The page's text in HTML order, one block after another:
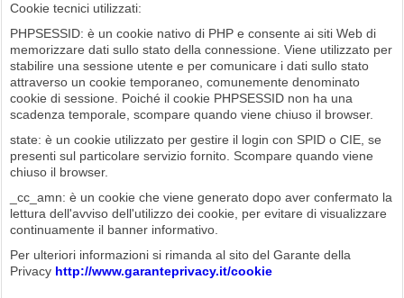
Cookie tecnici utilizzati:
PHPSESSID: è un cookie nativo di PHP e consente ai siti Web di
memorizzare dati sullo stato della connessione. Viene utilizzato per
stabilire una sessione utente e per comunicare i dati sullo stato
attraverso un cookie temporaneo, comunemente denominato
cookie di sessione. Poiché il cookie PHPSESSID non ha una
scadenza temporale, scompare quando viene chiuso il browser.
state: è un cookie utilizzato per gestire il login con SPID o CIE, se
presenti sul particolare servizio fornito. Scompare quando viene
chiuso il browser.
_cc_amn: è un cookie che viene generato dopo aver confermato la
lettura dell'avviso dell'utilizzo dei cookie, per evitare di visualizzare
continuamente il banner informativo.
Per ulteriori informazioni si rimanda al sito del Garante della
Privacy http://www.garanteprivacy.it/cookie